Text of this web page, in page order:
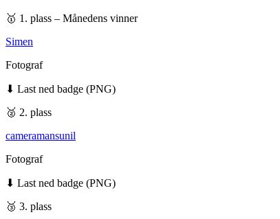
🥇 1. plass – Månedens vinner
Simen
Fotograf
⬇ Last ned badge (PNG)
🥈 2. plass
cameramansunil
Fotograf
⬇ Last ned badge (PNG)
🥉 3. plass